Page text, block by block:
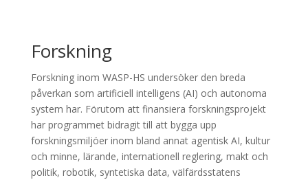
Forskning
Forskning inom WASP-HS undersöker den breda
påverkan som artificiell intelligens (AI) och autonoma
system har. Förutom att finansiera forskningsprojekt
har programmet bidragit till att bygga upp
forskningsmiljöer inom bland annat agentisk AI, kultur
och minne, lärande, internationell reglering, makt och
politik, robotik, syntetiska data, välfärdsstatens